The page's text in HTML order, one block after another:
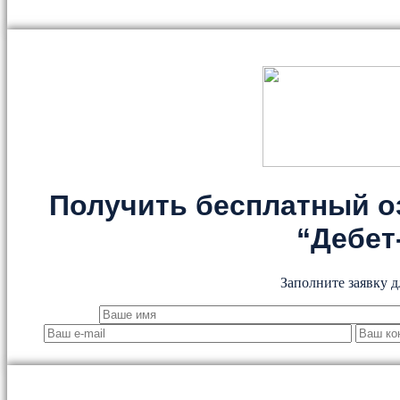
Получить бесплатный
Заполните заявку